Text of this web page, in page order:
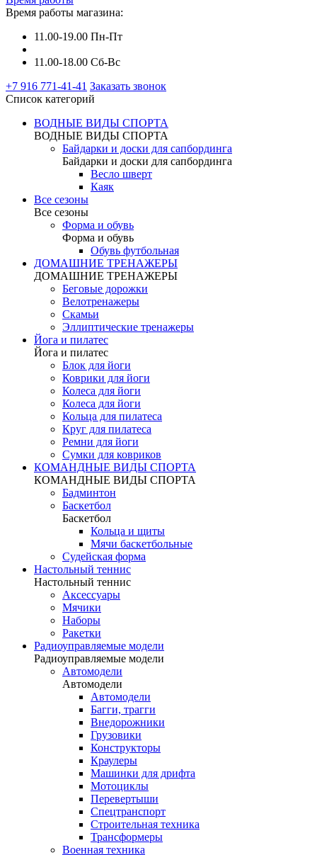
Время работы магазина:
11.00-19.00 Пн-Пт
11.00-18.00 Сб-Вс
+7 916 771-41-41 Заказать звонок
Список категорий
ВОДНЫЕ ВИДЫ СПОРТА
ВОДНЫЕ ВИДЫ СПОРТА
Байдарки и доски для сапбординга
Байдарки и доски для сапбординга
Весло шверт
Каяк
Все сезоны
Все сезоны
Форма и обувь
Форма и обувь
Обувь футбольная
ДОМАШНИЕ ТРЕНАЖЕРЫ
ДОМАШНИЕ ТРЕНАЖЕРЫ
Беговые дорожки
Велотренажеры
Скамьи
Эллиптические тренажеры
Йога и пилатес
Йога и пилатес
Блок для йоги
Коврики для йоги
Колеса для йоги
Колеса для йоги
Кольца для пилатеса
Круг для пилатеса
Ремни для йоги
Сумки для ковриков
КОМАНДНЫЕ ВИДЫ СПОРТА
КОМАНДНЫЕ ВИДЫ СПОРТА
Бадминтон
Баскетбол
Баскетбол
Кольца и щиты
Мячи баскетбольные
Судейская форма
Настольный теннис
Настольный теннис
Аксессуары
Мячики
Наборы
Ракетки
Радиоуправляемые модели
Радиоуправляемые модели
Автомодели
Автомодели
Автомодели
Багги, трагги
Внедорожники
Грузовики
Конструкторы
Краулеры
Машинки для дрифта
Мотоциклы
Перевертыши
Спецтранспорт
Строительная техника
Трансформеры
Военная техника